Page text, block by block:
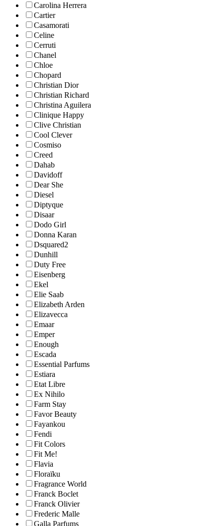
Carolina Herrera
Cartier
Casamorati
Celine
Cerruti
Chanel
Chloe
Chopard
Christian Dior
Christian Richard
Christina Aguilera
Clinique Happy
Clive Christian
Cool Clever
Cosmiso
Creed
Dahab
Davidoff
Dear She
Diesel
Diptyque
Disaar
Dodo Girl
Donna Karan
Dsquared2
Dunhill
Duty Free
Eisenberg
Ekel
Elie Saab
Elizabeth Arden
Elizavecca
Emaar
Emper
Enough
Escada
Essential Parfums
Estiara
Etat Libre
Ex Nihilo
Farm Stay
Favor Beauty
Fayankou
Fendi
Fit Colors
Fit Me!
Flavia
Floraïku
Fragrance World
Franck Boclet
Franck Olivier
Frederic Malle
Galla Parfums